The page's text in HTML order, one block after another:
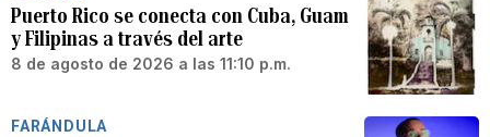
Puerto Rico se conecta con Cuba, Guam
y Filipinas a través del arte
8 de agosto de 2026 a las 11:10 p.m.
FARÁNDULA